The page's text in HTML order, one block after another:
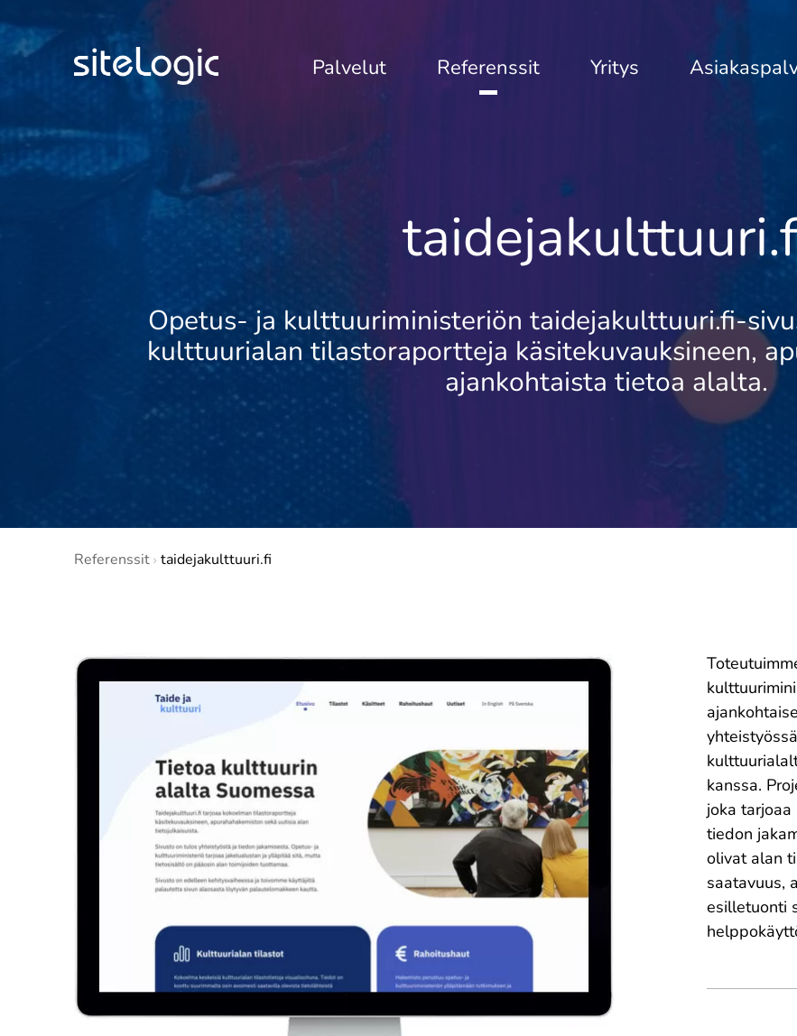
Palvelut Referenssit Yritys
Opetus- ja kulttuuriministeriön taidejakulttuuri.fi-
kulttuurialan tilastoraportteja käsitekuvauksineen,
ajankohtaista tietoa alalta.
Referenssit taidejakulttuuri.fi
kanssa.
joka
tiedon
olivat alan
saatavuus,
esilletuonti